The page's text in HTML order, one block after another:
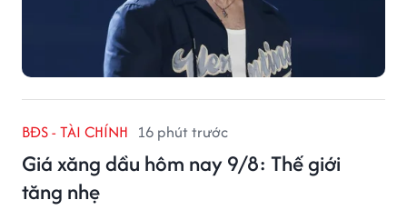
BĐS - TÀI CHÍNH 16 phút trước
Giá xăng dầu hôm nay 9/8: Thế giới
tăng nhẹ